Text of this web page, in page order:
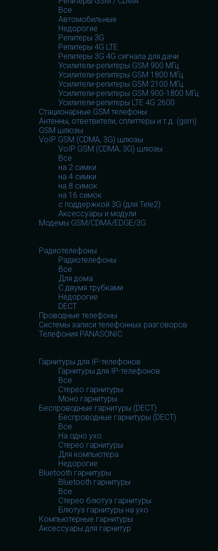
Все
Автомобильные
Недорогие
Репитеры 3G
Репитеры 4G LTE
Репитеры 3G 4G сигнала для дачи
Усилители-репитеры GSM 900 МГц
Усилители-репитеры GSM 1800 МГц
Усилители-репитеры GSM 2100 МГц
Усилители-репитеры GSM 900-1800 МГц
Усилители-репитеры LTE 4G 2600
Стационарные GSM телефоны
Антенны, ответвители, сплиттеры и т.д. (gsm)
GSM шлюзы
VoIP GSM (CDMA, 3G) шлюзы
VoIP GSM (CDMA, 3G) шлюзы
Все
на 2 симки
на 4 симки
на 8 симок
на 16 симок
с поддержкой 3G (для Tele2)
Аксессуары и модули
Модемы GSM/CDMA/EDGE/3G
Радиотелефоны
Радиотелефоны
Все
Для дома
С двумя трубками
Недорогие
DECT
Проводные телефоны
Системы записи телефонных разговоров
Телефония PANASONIC
Гарнитуры для IP-телефонов
Гарнитуры для IP-телефонов
Все
Стерео гарнитуры
Моно гарнитуры
Беспроводные гарнитуры (DECT)
Беспроводные гарнитуры (DECT)
Все
На одно ухо
Стерео гарнитуры
Для компьютера
Недорогие
Bluetooth гарнитуры
Bluetooth гарнитуры
Все
Стерео блютуз гарнитуры
Блютуз гарнитуры на ухо
Компьютерные гарнитуры
Аксессуары для гарнитур